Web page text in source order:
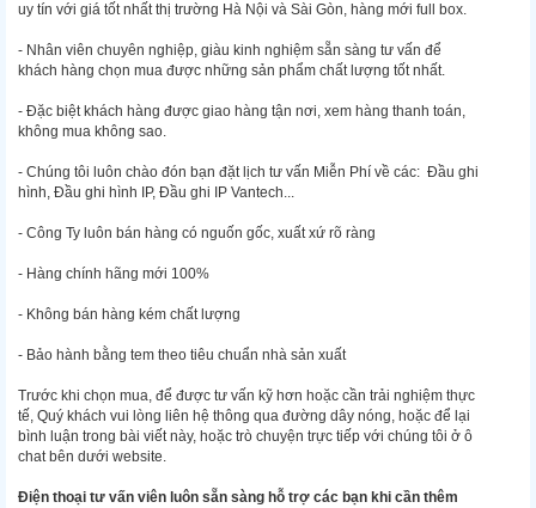
uy tín với giá tốt nhất thị trường Hà Nội và Sài Gòn, hàng mới full box.
- Nhân viên chuyên nghiệp, giàu kinh nghiệm sẵn sàng tư vấn để
khách hàng chọn mua được những sản phẩm chất lượng tốt nhất.
- Đặc biệt khách hàng được giao hàng tận nơi, xem hàng thanh toán,
không mua không sao.
- Chúng tôi luôn chào đón bạn đặt lịch tư vấn Miễn Phí về các: Đầu ghi
hình, Đầu ghi hình IP, Đầu ghi IP Vantech...
- Công Ty luôn bán hàng có nguốn gốc, xuất xứ rõ ràng
- Hàng chính hãng mới 100%
- Không bán hàng kém chất lượng
- Bảo hành bằng tem theo tiêu chuẩn nhà sản xuất
Trước khi chọn mua, để được tư vấn kỹ hơn hoặc cần trải nghiệm thực
tế, Quý khách vui lòng liên hệ thông qua đường dây nóng, hoặc để lại
bình luận trong bài viết này, hoặc trò chuyện trực tiếp với chúng tôi ở ô
chat bên dưới website.
Điện thoại tư vấn viên luôn sẵn sàng hỗ trợ các bạn khi cần thêm